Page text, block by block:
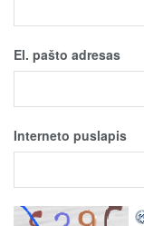
El. pašto adresas
Interneto puslapis